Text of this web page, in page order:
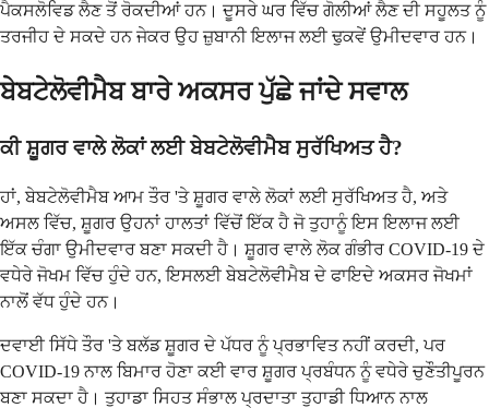
ਪੈਕਸਲੋਵਿਡ ਲੈਣ ਤੋਂ ਰੋਕਦੀਆਂ ਹਨ। ਦੂਸਰੇ ਘਰ ਵਿੱਚ ਗੋਲੀਆਂ ਲੈਣ ਦੀ ਸਹੂਲਤ ਨੂੰ
ਤਰਜੀਹ ਦੇ ਸਕਦੇ ਹਨ ਜੇਕਰ ਉਹ ਜ਼ੁਬਾਨੀ ਇਲਾਜ ਲਈ ਢੁਕਵੇਂ ਉਮੀਦਵਾਰ ਹਨ।
ਬੇਬਟੇਲੋਵੀਮੈਬ ਬਾਰੇ ਅਕਸਰ ਪੁੱਛੇ ਜਾਂਦੇ ਸਵਾਲ
ਕੀ ਸ਼ੂਗਰ ਵਾਲੇ ਲੋਕਾਂ ਲਈ ਬੇਬਟੇਲੋਵੀਮੈਬ ਸੁਰੱਖਿਅਤ ਹੈ?
ਹਾਂ, ਬੇਬਟੇਲੋਵੀਮੈਬ ਆਮ ਤੌਰ 'ਤੇ ਸ਼ੂਗਰ ਵਾਲੇ ਲੋਕਾਂ ਲਈ ਸੁਰੱਖਿਅਤ ਹੈ, ਅਤੇ
ਅਸਲ ਵਿੱਚ, ਸ਼ੂਗਰ ਉਹਨਾਂ ਹਾਲਤਾਂ ਵਿੱਚੋਂ ਇੱਕ ਹੈ ਜੋ ਤੁਹਾਨੂੰ ਇਸ ਇਲਾਜ ਲਈ
ਇੱਕ ਚੰਗਾ ਉਮੀਦਵਾਰ ਬਣਾ ਸਕਦੀ ਹੈ। ਸ਼ੂਗਰ ਵਾਲੇ ਲੋਕ ਗੰਭੀਰ COVID-19 ਦੇ
ਵਧੇਰੇ ਜੋਖਮ ਵਿੱਚ ਹੁੰਦੇ ਹਨ, ਇਸਲਈ ਬੇਬਟੇਲੋਵੀਮੈਬ ਦੇ ਫਾਇਦੇ ਅਕਸਰ ਜੋਖਮਾਂ
ਨਾਲੋਂ ਵੱਧ ਹੁੰਦੇ ਹਨ।
ਦਵਾਈ ਸਿੱਧੇ ਤੌਰ 'ਤੇ ਬਲੱਡ ਸ਼ੂਗਰ ਦੇ ਪੱਧਰ ਨੂੰ ਪ੍ਰਭਾਵਿਤ ਨਹੀਂ ਕਰਦੀ, ਪਰ
COVID-19 ਨਾਲ ਬਿਮਾਰ ਹੋਣਾ ਕਈ ਵਾਰ ਸ਼ੂਗਰ ਪ੍ਰਬੰਧਨ ਨੂੰ ਵਧੇਰੇ ਚੁਣੌਤੀਪੂਰਨ
ਬਣਾ ਸਕਦਾ ਹੈ। ਤੁਹਾਡਾ ਸਿਹਤ ਸੰਭਾਲ ਪ੍ਰਦਾਤਾ ਤੁਹਾਡੀ ਧਿਆਨ ਨਾਲ